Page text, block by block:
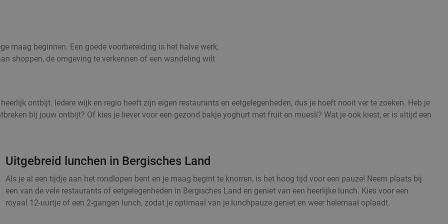
maag beginnen. Een goede voorbereiding is het halve werk,
shoppen, de omgeving te verkennen of een wandeling wilt
ontbijt. Iedere wijk en regio heeft zijn eigen restaurants en eetgelegenheden, dus je hoeft nooit ver te zoeken. Heb je
bij jouw ontbijt? Of kies je liever voor een gezond bakje yoghurt met fruit en muesli? Wat je ook kiest, er is altijd een
Uitgebreid lunchen in Bergisches Land
Als je al een tijdje aan het rondlopen bent en je maag begint te knorren, is het hoog tijd voor een pauze! Neem plaats bij
een van de vele restaurants of eetgelegenheden in Bergisches Land en geniet van een heerlijke lunch. Kies voor een
royaal 12-uurtje of een 2-gangen lunch, zodat je optimaal van je lunchpauze geniet en weer helemaal oplaadt.